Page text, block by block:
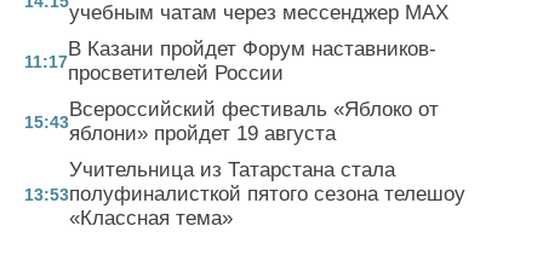
учебным чатам через мессенджер MAX
11:17
В Казани пройдет Форум наставников-
просветителей России
15:43
Всероссийский фестиваль «Яблоко от
яблони» пройдет 19 августа
13:53
Учительница из Татарстана стала
полуфиналисткой пятого сезона телешоу
«Классная тема»